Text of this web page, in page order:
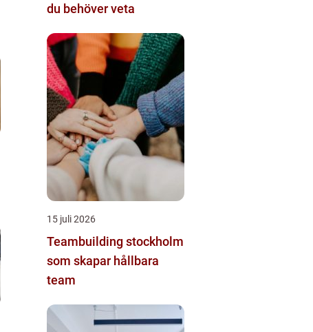
du behöver veta
15 juli 2026
Teambuilding stockholm
som skapar hållbara
team